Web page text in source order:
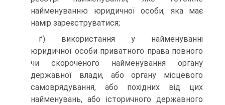
найменуванню юридичної особи, яка має
намір зареєструватися;
ґ) використання у найменуванні
юридичної особи прива­тного права повного
чи скороченого найменування органу
державної влади, або органу місцевого
самоврядування, або похідних від цих
найменувань, або історичного державного